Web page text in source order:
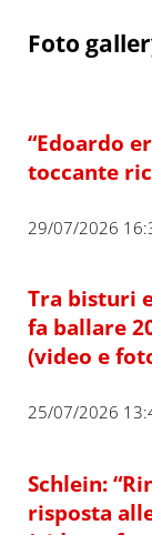
Foto
“Edoardo
toccante
29/07/2026
Tra bisturi
fa ballare
(video e
25/07/2026
Schlein:
risposta